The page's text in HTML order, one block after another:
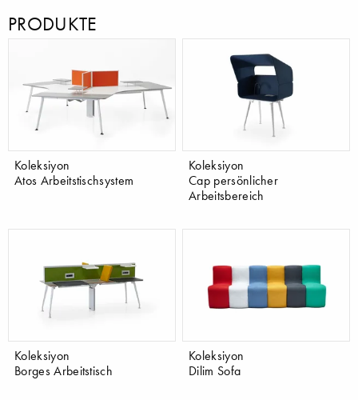
PRODUKTE
Koleksiyon
Atos Arbeitstischsystem
Koleksiyon
Cap persönlicher
Arbeitsbereich
Koleksiyon
Borges Arbeitstisch
Koleksiyon
Dilim Sofa